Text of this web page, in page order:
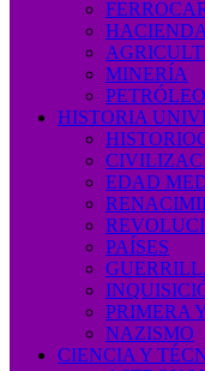
HACIENDA
MINERÍA
PETRÓLEO
HISTORIA
EDAD
PAÍSES
PRIMERA
NAZISMO
CIENCIA Y